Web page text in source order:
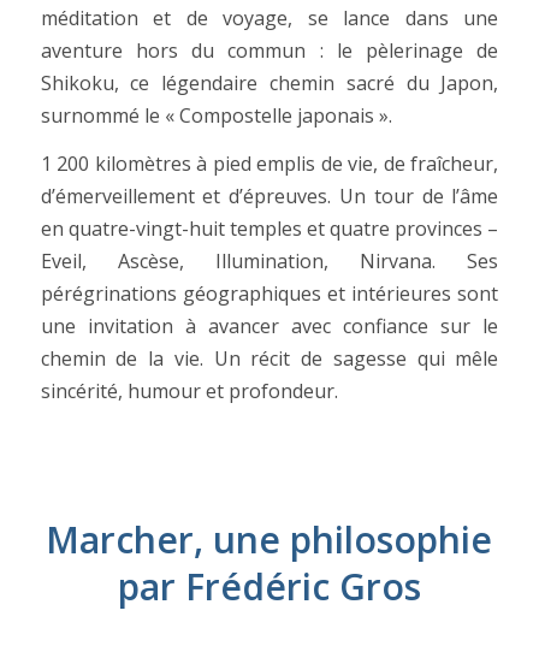
méditation et de voyage, se lance dans une
aventure hors du commun : le pèlerinage de
Shikoku, ce légendaire chemin sacré du Japon,
surnommé le « Compostelle japonais ».
1 200 kilomètres à pied emplis de vie, de fraîcheur,
d’émerveillement et d’épreuves. Un tour de l’âme
en quatre-vingt-huit temples et quatre provinces –
Eveil, Ascèse, Illumination, Nirvana. Ses
pérégrinations géographiques et intérieures sont
une invitation à avancer avec confiance sur le
chemin de la vie. Un récit de sagesse qui mêle
sincérité, humour et profondeur.
Marcher, une philosophie
par Frédéric Gros